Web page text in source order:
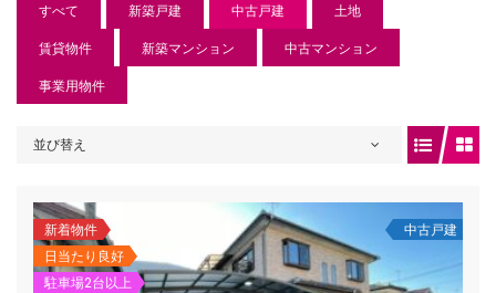
すべて 新築戸建 中古戸建
土地
賃貸物件
新築マンション
中古マンション
事業用物件
並び替え
新着物件
日当たり良好
駐車場2台以上
中古戸建
top-